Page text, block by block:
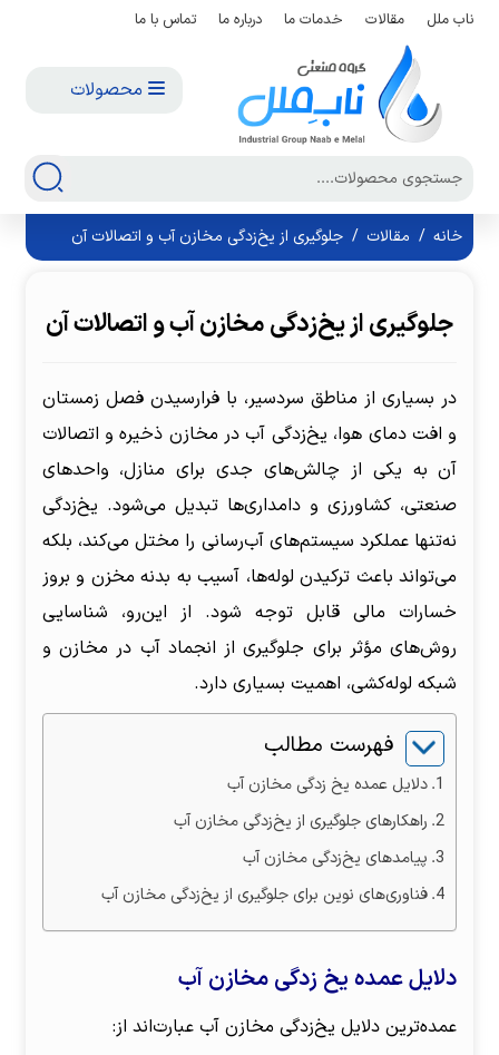
محصولات
ناب ملل مقالات خدمات ما درباره ما تماس با ما
خانه / مقالات / جلوگیری از یخ‌زدگی مخازن آب و اتصالات آن
جلوگیری از یخ‌زدگی مخازن آب و اتصالات آن
در بسیاری از مناطق سردسیر، با فرارسیدن فصل زمستان
و افت دمای هوا، یخ‌زدگی آب در مخازن ذخیره و اتصالات
آن به یکی از چالش‌های جدی برای منازل، واحدهای
صنعتی، کشاورزی و دامداری‌ها تبدیل می‌شود. یخ‌زدگی
نه‌تنها عملکرد سیستم‌های آب‌رسانی را مختل می‌کند، بلکه
می‌تواند باعث ترکیدن لوله‌ها، آسیب به بدنه مخزن و بروز
خسارات مالی قابل توجه شود. از این‌رو، شناسایی
روش‌های مؤثر برای جلوگیری از انجماد آب در مخازن و
شبکه لوله‌کشی، اهمیت بسیاری دارد.
فهرست مطالب
دلایل عمده یخ زدگی مخازن آب
راهکارهای جلوگیری از یخ‌زدگی مخازن آب
پیامدهای یخ‌زدگی مخازن آب
فناوری‌های نوین برای جلوگیری از یخ‌زدگی مخازن آب
دلایل عمده یخ زدگی مخازن آب
عمده‌ترین دلایل یخ‌زدگی مخازن آب عبارت‌اند از: